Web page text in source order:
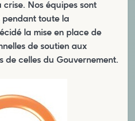
Nos équipes sont
pendant toute la
la mise en place de
de soutien aux
de celles du Gouvernement.